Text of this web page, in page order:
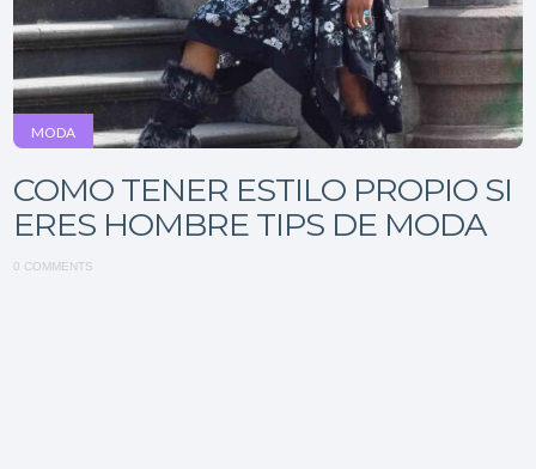
MODA
COMO TENER ESTILO PROPIO SI
ERES HOMBRE TIPS DE MODA
0 COMMENTS